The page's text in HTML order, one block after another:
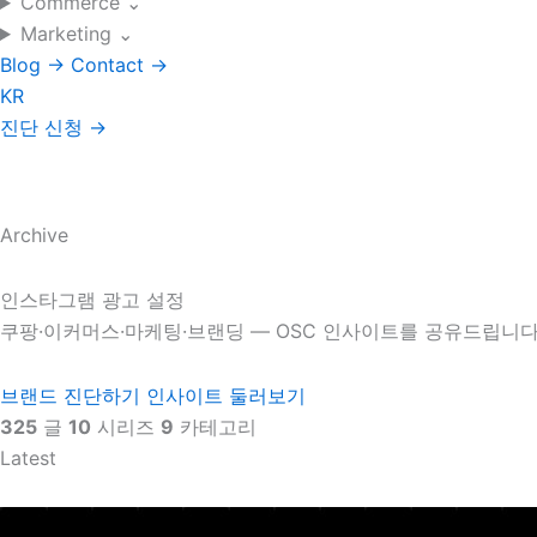
Marketing ⌄
Blog → Contact →
KR
진단 신청 →
Archive
인스타그램 광고 설정
쿠팡·이커머스·마케팅·브랜딩 — OSC 인사이트를 공유드립니
브랜드 진단하기 인사이트 둘러보기
325 글 10 시리즈 9 카테고리
Latest